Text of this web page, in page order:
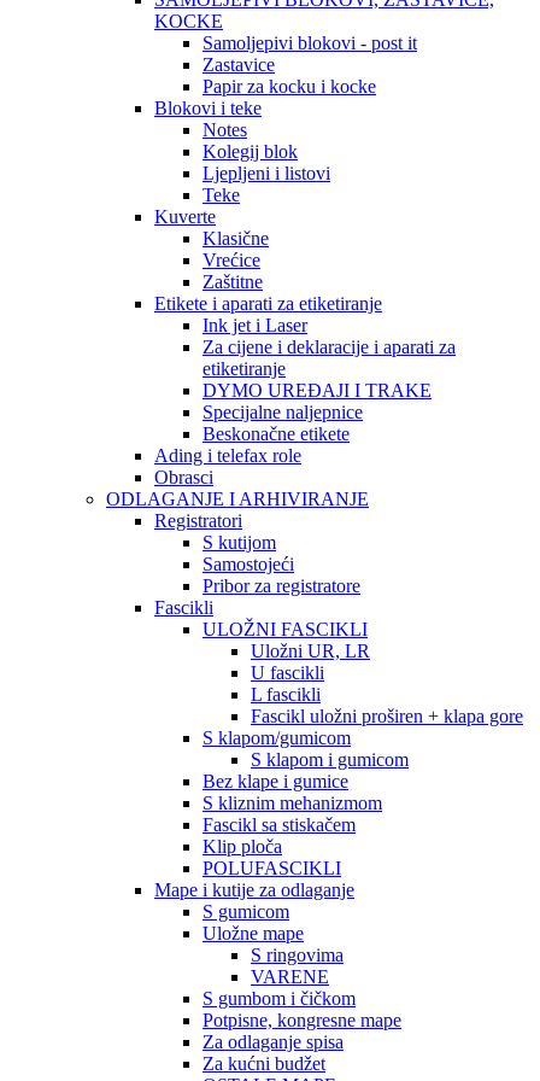
KOCKE
Samoljepivi blokovi - post it
Zastavice
Papir za kocku i kocke
Blokovi i teke
Notes
Kolegij blok
Ljepljeni i listovi
Teke
Kuverte
Klasične
Vrećice
Zaštitne
Etikete i aparati za etiketiranje
Ink jet i Laser
Za cijene i deklaracije i aparati za
etiketiranje
DYMO UREĐAJI I TRAKE
Specijalne naljepnice
Beskonačne etikete
Ading i telefax role
Obrasci
ODLAGANJE I ARHIVIRANJE
Registratori
S kutijom
Samostojeći
Pribor za registratore
Fascikli
ULOŽNI FASCIKLI
Uložni UR, LR
U fascikli
L fascikli
Fascikl uložni proširen + klapa gore
S klapom/gumicom
S klapom i gumicom
Bez klape i gumice
S kliznim mehanizmom
Fascikl sa stiskačem
Klip ploča
POLUFASCIKLI
Mape i kutije za odlaganje
S gumicom
Uložne mape
S ringovima
VARENE
S gumbom i čičkom
Potpisne, kongresne mape
Za odlaganje spisa
Za kućni budžet